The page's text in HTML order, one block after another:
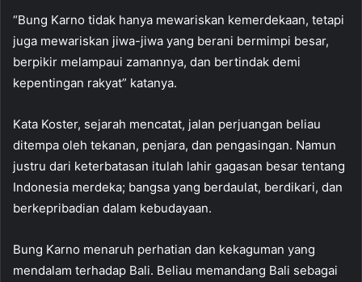
“Bung Karno tidak hanya mewariskan kemerdekaan, tetapi
juga mewariskan jiwa-jiwa yang berani bermimpi besar,
berpikir melampaui zamannya, dan bertindak demi
kepentingan rakyat” katanya.
Kata Koster, sejarah mencatat, jalan perjuangan beliau
ditempa oleh tekanan, penjara, dan pengasingan. Namun
justru dari keterbatasan itulah lahir gagasan besar tentang
Indonesia merdeka; bangsa yang berdaulat, berdikari, dan
berkepribadian dalam kebudayaan.
Bung Karno menaruh perhatian dan kekaguman yang
mendalam terhadap Bali. Beliau memandang Bali sebagai